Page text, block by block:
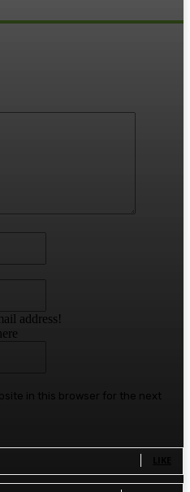
address!
in this browser for the next